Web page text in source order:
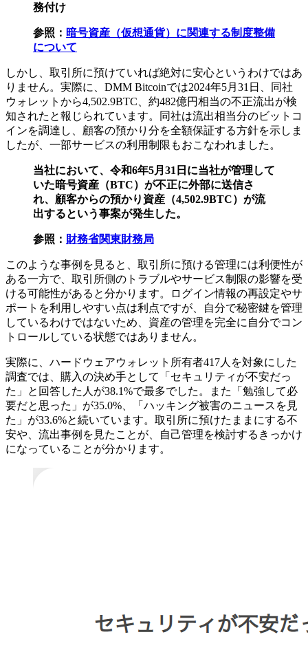
務付け
参照： 暗号資産（仮想通貨）に関連する制度整備
について
しかし、取引所に預けていれば絶対に安心というわけではあ
りません。実際に、DMM Bitcoinでは2024年5月31日、同社
ウォレットから4,502.9BTC、約482億円相当の不正流出が検
知されたと報じられています。同社は流出相当分のビットコ
インを調達し、顧客の預かり分を全額保証する方針を示しま
したが、一部サービスの利用制限もおこなわれました。
当社において、令和6年5月31日に当社が管理して
いた暗号資産（BTC）が不正に外部に送信さ
れ、顧客からの預かり資産（4,502.9BTC）が流
出するという事案が発生した。
参照： 財務省関東財務局
このような事例を見ると、取引所に預ける管理には利便性が
ある一方で、取引所側のトラブルやサービス制限の影響を受
ける可能性があると分かります。ログイン情報の再設定やサ
ポートを利用しやすい点は利点ですが、自分で秘密鍵を管理
しているわけではないため、資産の管理を完全に自分でコン
トロールしている状態ではありません。
実際に、ハードウェアウォレット所有者417人を対象にした
調査では、購入の決め手として「セキュリティが不安だっ
た」と回答した人が38.1%で最多でした。また「勉強して必
要だと思った」が35.0%、「ハッキング被害のニュースを見
た」が33.6%と続いています。取引所に預けたままにする不
安や、流出事例を見たことが、自己管理を検討するきっかけ
になっていることが分かります。